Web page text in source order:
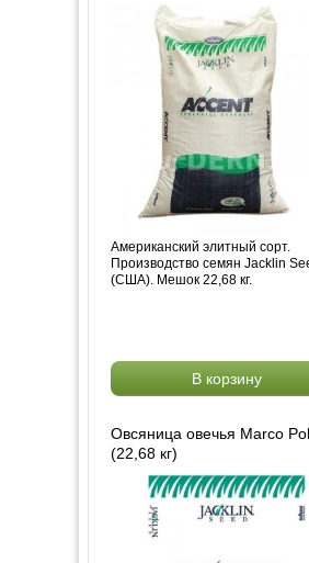
Американский элитный сорт.
Производство семян Jacklin
(США). Мешок 22,68 кг.
В корзину
Овсяница овечья Marco
(22,68 кг)